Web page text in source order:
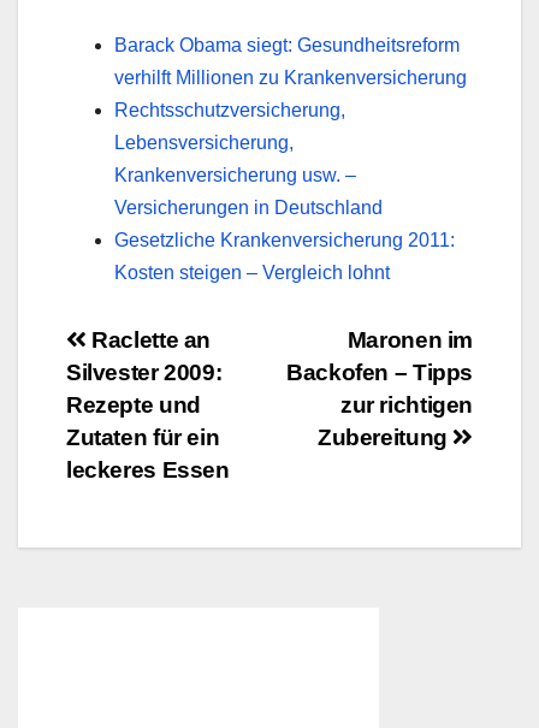
Barack Obama siegt: Gesundheitsreform
verhilft Millionen zu Krankenversicherung
Rechtsschutzversicherung,
Lebensversicherung,
Krankenversicherung usw. –
Versicherungen in Deutschland
Gesetzliche Krankenversicherung 2011:
Kosten steigen – Vergleich lohnt
BeitragsnavigationMaronen im
Backofen – Tipps
zur richtigen
Zubereitung
Raclette an
Silvester 2009:
Rezepte und
Zutaten für ein
leckeres Essen